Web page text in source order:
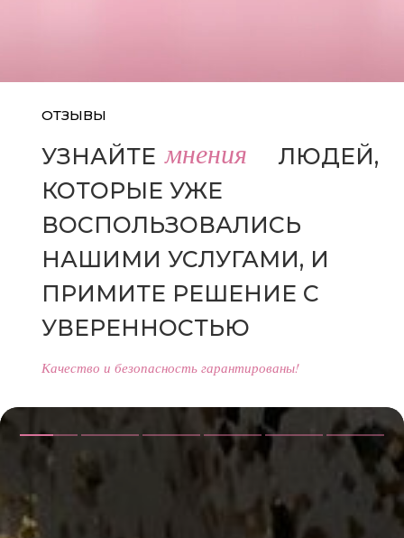
ОТЗЫВЫ
УЗНАЙТЕ МНЕНИЯ
ЛЮДЕЙ,
КОТОРЫЕ УЖЕ
ВОСПОЛЬЗОВАЛИСЬ
НАШИМИ УСЛУГАМИ, И
ПРИМИТЕ РЕШЕНИЕ С
УВЕРЕННОСТЬЮ
Качество и безопасность гарантированы!
мнения